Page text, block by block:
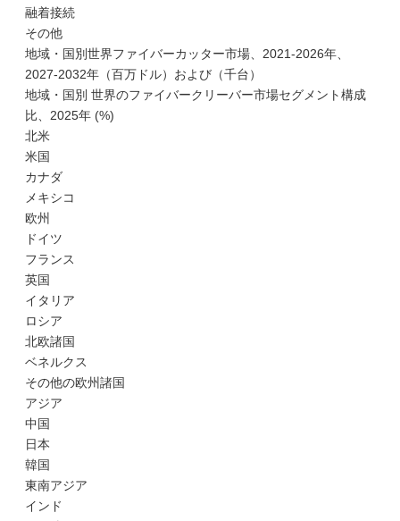
融着接続
その他
地域・国別世界ファイバーカッター市場、2021-2026年、
2027-2032年（百万ドル）および（千台）
地域・国別 世界のファイバークリーバー市場セグメント構成
比、2025年 (%)
北米
米国
カナダ
メキシコ
欧州
ドイツ
フランス
英国
イタリア
ロシア
北欧諸国
ベネルクス
その他の欧州諸国
アジア
中国
日本
韓国
東南アジア
インド